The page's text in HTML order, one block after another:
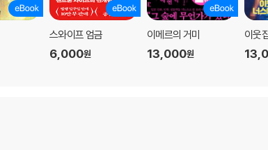
스와이프 엄금
6,000원
이메르의 거미
13,000원
이웃